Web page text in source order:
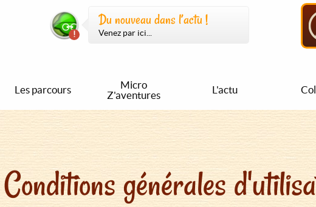
Du nouveau dans l’actu !
Venez par ici...
Les parcours
Micro
Z'aventures
L'actu
Conditions générales